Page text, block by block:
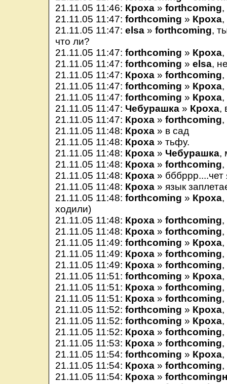
21.11.05 11:46: Кроха » forthcoming,
21.11.05 11:47: forthcoming » Кроха,
21.11.05 11:47: elsa » forthcoming,
что ли?
21.11.05 11:47: forthcoming » Кроха,
21.11.05 11:47: forthcoming » elsa,
21.11.05 11:47: Кроха » forthcoming,
21.11.05 11:47: forthcoming » Кроха,
21.11.05 11:47: forthcoming » Кроха,
21.11.05 11:47: Чебурашка » Кроха,
21.11.05 11:47: Кроха » forthcoming,
21.11.05 11:48: Кроха » в сад
21.11.05 11:48: Кроха » тьфу.
21.11.05 11:48: Кроха » Чебурашка,
21.11.05 11:48: Кроха » forthcoming,
21.11.05 11:48: Кроха » бббррр....чет
21.11.05 11:48: Кроха » язык
21.11.05 11:48: forthcoming » Кроха,
ходили)
21.11.05 11:48: Кроха » forthcoming,
21.11.05 11:48: Кроха » forthcoming,
21.11.05 11:49: forthcoming » Кроха,
21.11.05 11:49: Кроха » forthcoming,
21.11.05 11:49: Кроха » forthcoming,
21.11.05 11:51: forthcoming » Кроха,
21.11.05 11:51: Кроха » forthcoming,
21.11.05 11:51: Кроха » forthcoming,
21.11.05 11:52: forthcoming » Кроха,
21.11.05 11:52: forthcoming » Кроха,
21.11.05 11:52: Кроха » forthcoming,
21.11.05 11:53: Кроха » forthcoming,
21.11.05 11:54: forthcoming » Кроха,
21.11.05 11:54: Кроха » forthcoming,
21.11.05 11:54: Кроха »